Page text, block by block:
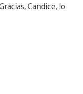
Candice, lo